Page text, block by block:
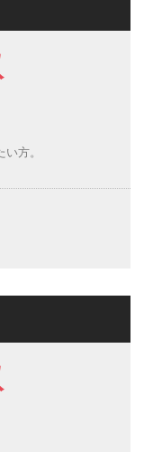
方。